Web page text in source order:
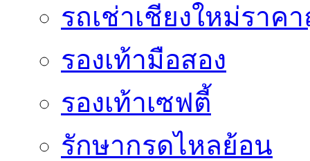
รถเช่าเชียงใหม่ราค
รองเท้ามือสอง
รองเท้าเซฟตี้
รักษากรดไหลย้อน